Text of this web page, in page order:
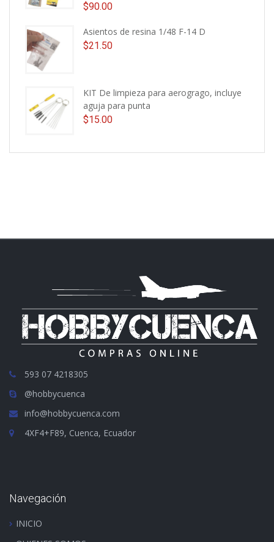
$90.00
Asientos de resina 1/48 F-14 D
$21.50
KIT De limpieza para aerogrago, incluye
aguja para punta
$15.00
593 07 4218305
@hobbycuenca
info@hobbycuenca.com
4XF4+F89, Cuenca, Ecuador
Navegación
INICIO